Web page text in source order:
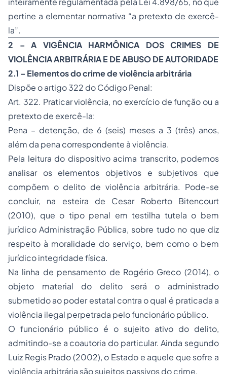
pertine a elementar normativa “a pretexto de exercê-
la”.
2 –
A VIGÊNCIA HARMÔNICA DOS CRIMES DE
VIOLÊNCIA ARBITRÁRIA E DE ABUSO DE AUTORIDADE
2.1 – Elementos do crime de violência arbitrária
Dispõe o artigo 322 do Código Penal:
Art. 322. Praticar violência, no exercício de função ou a
pretexto de exercê-la:
Pena – detenção, de 6 (seis) meses a 3 (três) anos,
além da pena correspondente à violência.
Pela leitura do dispositivo acima transcrito, podemos
analisar os elementos objetivos e subjetivos que
compõem o delito de violência arbitrária. Pode-se
concluir, na esteira de Cesar Roberto Bitencourt
(2010), que o tipo penal em testilha tutela o bem
jurídico Administração Pública, sobre tudo no que diz
respeito à moralidade do serviço, bem como o bem
jurídico integridade física.
Na linha de pensamento de Rogério Greco (2014), o
objeto material do delito será o administrado
submetido ao poder estatal contra o qual é praticada a
violência ilegal perpetrada pelo funcionário público.
O funcionário público é o sujeito ativo do delito,
admitindo-se a coautoria do particular. Ainda segundo
Luiz Regis Prado (2002), o Estado e aquele que sofre a
violência arbitrária são sujeitos passivos do crime.